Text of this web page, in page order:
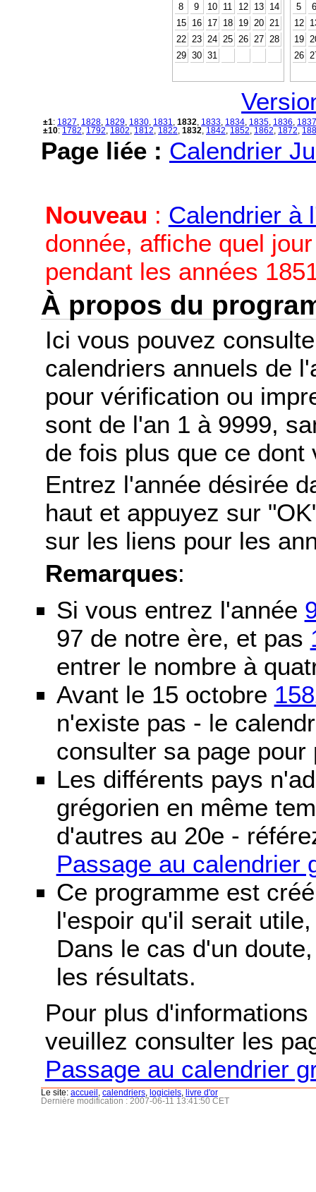
8
9 10 11 12 13
14
15
16 17 18 19 20
21
22
23 24 25 26 27
28
29 30 31
5
6
12
19
26
±1: 1827 1828 1829 1830 1831 1832 1833 1834 1835 1836
1837
±10: 1782 1792 1802 1812 1822 1832 1842 1852 1862 1872
Page liée : Calendrier
Nouveau : Calendrier à
donnée, affiche quel
pendant les années
À propos du
Ici vous pouvez
calendriers annuels de
pour vérification ou
sont de l'an 1 à 9999,
de fois plus que ce dont
Entrez l'année désirée
haut et appuyez sur
sur les liens pour les
Remarques:
Si vous entrez l'année
97 de notre ère, et pas
entrer le nombre à
Avant le 15 octobre
n'existe pas - le
consulter sa page pour
Les différents pays
grégorien en même
d'autres au 20e -
Passage au calendrier
Ce programme est
l'espoir qu'il serait
Dans le cas d'un
les résultats.
Pour plus
veuillez consulter les
Passage au calendrier
Le site: accueil calendriers logiciels
livre d'or
Dernière modification : 2007-06-11 13:41:50 CET